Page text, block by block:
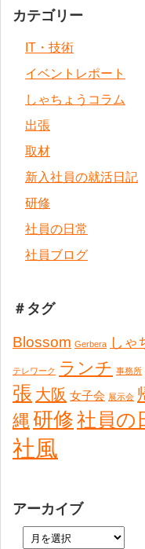
カテゴリー
IT・技術
イベントレポート
しゃちょうコラム
出張
取材
新入社員の就活日記
研修
社員の日常
社員ブログ
＃タグ
Blossom Gerbera しゃ
テレワーク ランチ 事務所
張 大阪 女子会 展示会
縄 研修社員の
社風
アーカイブ